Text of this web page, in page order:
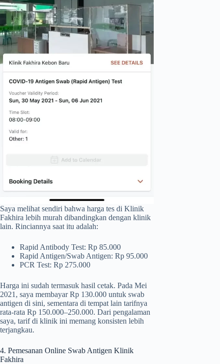
Saya melihat sendiri bahwa harga tes di Klinik
Fakhira lebih murah dibandingkan dengan klinik
lain. Rinciannya saat itu adalah:
Rapid Antibody Test: Rp 85.000
Rapid Antigen/Swab Antigen: Rp 95.000
PCR Test: Rp 275.000
Harga ini sudah termasuk hasil cetak. Pada Mei
2021, saya membayar Rp 130.000 untuk swab
antigen di sini, sementara di tempat lain tarifnya
rata-rata Rp 150.000–250.000. Dari pengalaman
saya, tarif di klinik ini memang konsisten lebih
terjangkau.
4. Pemesanan Online Swab Antigen Klinik
Fakhira